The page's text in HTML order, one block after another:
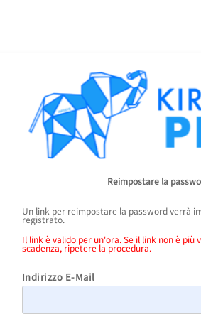
Reimpostare la
Un link per reimpostare la password verrà
registrato.
Il link è valido per un'ora. Se il link non è più
scadenza, ripetere la procedura.
Indirizzo E-Mail